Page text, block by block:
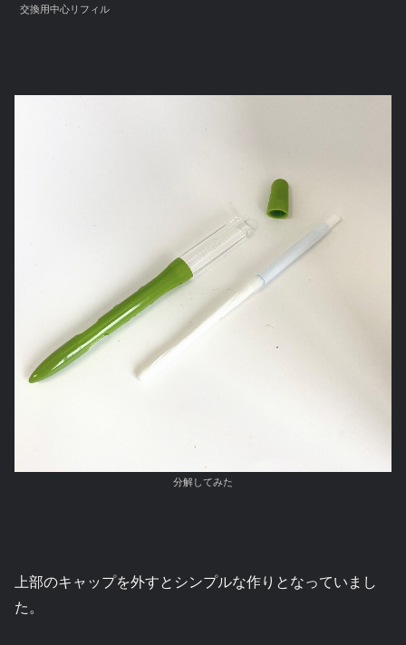
交換用中心リフィル
分解してみた
上部のキャップを外すとシンプルな作りとなっていまし
た。